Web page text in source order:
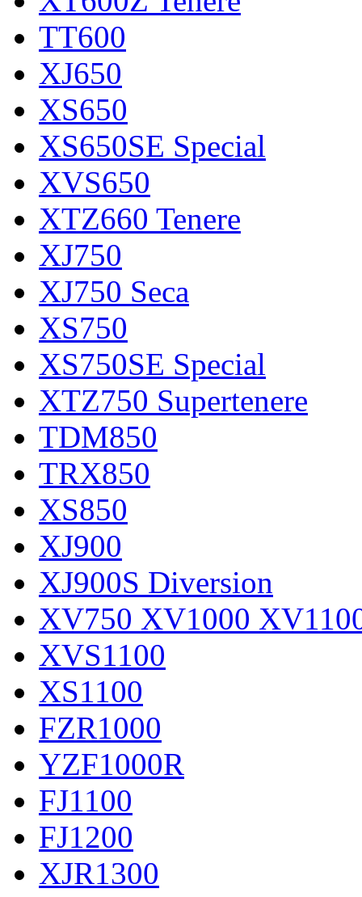
TT600
XJ650
XS650
XS650SE Special
XVS650
XTZ660 Tenere
XJ750
XJ750 Seca
XS750
XS750SE Special
XTZ750 Supertenere
TDM850
TRX850
XS850
XJ900
XJ900S Diversion
XV750 XV1000
XVS1100
XS1100
FZR1000
YZF1000R
FJ1100
FJ1200
XJR1300